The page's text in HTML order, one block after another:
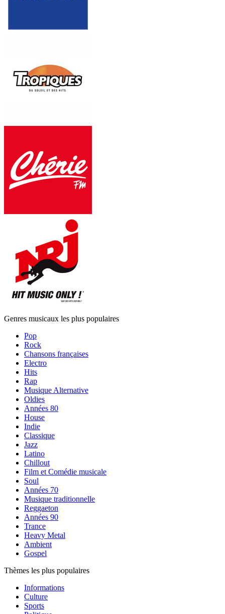
Genres musicaux les plus populaires
Pop
Rock
Chansons françaises
Electro
Hits
Rap
Musique Alternative
Oldies
Années 80
House
Indie
Classique
Jazz
Latino
Chillout
Film et Comédie musicale
Soul
Années 70
Musique traditionnelle
Reggaeton
Années 90
Trance
Heavy Metal
Ambient
Gospel
Thèmes les plus populaires
Informations
Culture
Sports